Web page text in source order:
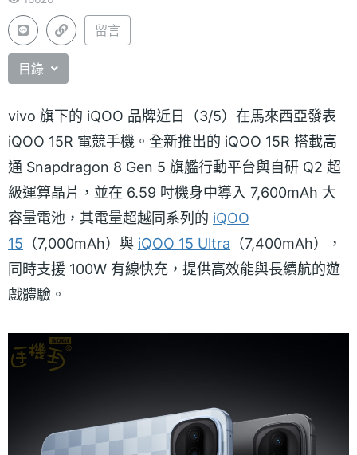
留言
目錄
vivo 旗下的 iQOO 品牌近日（3/5）在馬來西亞發表
iQOO 15R 電競手機。全新推出的 iQOO 15R 搭載高
通 Snapdragon 8 Gen 5 旗艦行動平台與自研 Q2 超
級運算晶片，並在 6.59 吋機身中導入 7,600mAh 大
容量電池，其電量超越同系列的 iQOO
15 （7,000mAh）與 iQOO 15 Ultra （7,400mAh），
同時支援 100W 有線快充，提供高效能與長續航的遊
戲體驗。